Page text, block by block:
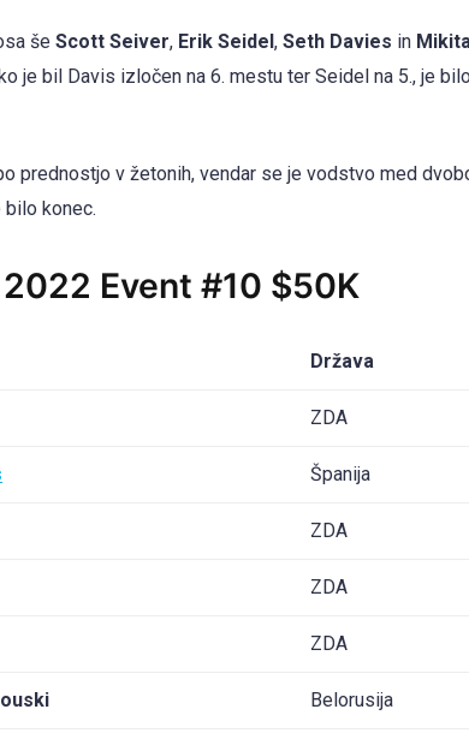
še Scott Seiver, Erik Seidel, Seth Davies in
je bil Davis izločen na 6. mestu ter Seidel na 5., je
prednostjo v žetonih, vendar se je vodstvo med
bilo konec.
Event #10 $50K
Država
ZDA
Španija
ZDA
ZDA
ZDA
Belorusija